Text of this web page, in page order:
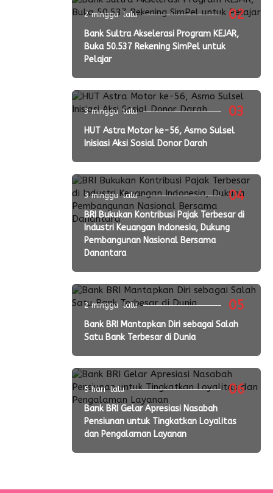
02
2 minggu lalu
Bank Sultra Akselerasi Program KEJAR,
Buka 50.537 Rekening SimPel untuk
Pelajar
03
3 minggu lalu
HUT Astra Motor ke-56, Asmo Sulsel
Inisiasi Aksi Sosial Donor Darah
04
3 minggu lalu
BRI Bukukan Kontribusi Pajak Terbesar di
Industri Keuangan Indonesia, Dukung
Pembangunan Nasional Bersama
Danantara
05
2 minggu lalu
Bank BRI Mantapkan Diri sebagai Salah
Satu Bank Terbesar di Dunia
06
5 hari lalu
Bank BRI Gelar Apresiasi Nasabah
Pensiunan untuk Tingkatkan Loyalitas
dan Pengalaman Layanan